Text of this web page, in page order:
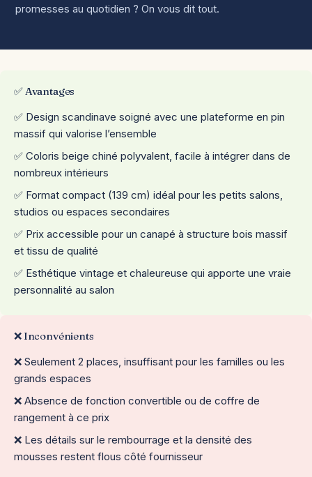
promesses au quotidien ? On vous dit tout.
✅ Avantages
✅ Design scandinave soigné avec une plateforme en pin
massif qui valorise l’ensemble
✅ Coloris beige chiné polyvalent, facile à intégrer dans de
nombreux intérieurs
✅ Format compact (139 cm) idéal pour les petits salons,
studios ou espaces secondaires
✅ Prix accessible pour un canapé à structure bois massif
et tissu de qualité
✅ Esthétique vintage et chaleureuse qui apporte une vraie
personnalité au salon
❌ Inconvénients
❌ Seulement 2 places, insuffisant pour les familles ou les
grands espaces
❌ Absence de fonction convertible ou de coffre de
rangement à ce prix
❌ Les détails sur le rembourrage et la densité des
mousses restent flous côté fournisseur